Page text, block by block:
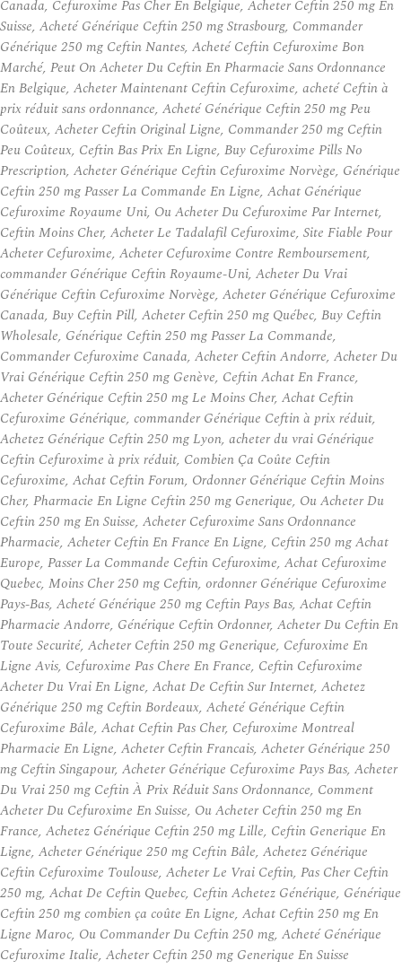
Canada, Cefuroxime Pas Cher En Belgique, Acheter Ceftin 250 mg En
Suisse, Acheté Générique Ceftin 250 mg Strasbourg, Commander
Générique 250 mg Ceftin Nantes, Acheté Ceftin Cefuroxime Bon
Marché, Peut On Acheter Du Ceftin En Pharmacie Sans Ordonnance
En Belgique, Acheter Maintenant Ceftin Cefuroxime, acheté Ceftin à
prix réduit sans ordonnance, Acheté Générique Ceftin 250 mg Peu
Coûteux, Acheter Ceftin Original Ligne, Commander 250 mg Ceftin
Peu Coûteux, Ceftin Bas Prix En Ligne, Buy Cefuroxime Pills No
Prescription, Acheter Générique Ceftin Cefuroxime Norvège, Générique
Ceftin 250 mg Passer La Commande En Ligne, Achat Générique
Cefuroxime Royaume Uni, Ou Acheter Du Cefuroxime Par Internet,
Ceftin Moins Cher, Acheter Le Tadalafil Cefuroxime, Site Fiable Pour
Acheter Cefuroxime, Acheter Cefuroxime Contre Remboursement,
commander Générique Ceftin Royaume-Uni, Acheter Du Vrai
Générique Ceftin Cefuroxime Norvège, Acheter Générique Cefuroxime
Canada, Buy Ceftin Pill, Acheter Ceftin 250 mg Québec, Buy Ceftin
Wholesale, Générique Ceftin 250 mg Passer La Commande,
Commander Cefuroxime Canada, Acheter Ceftin Andorre, Acheter Du
Vrai Générique Ceftin 250 mg Genève, Ceftin Achat En France,
Acheter Générique Ceftin 250 mg Le Moins Cher, Achat Ceftin
Cefuroxime Générique, commander Générique Ceftin à prix réduit,
Achetez Générique Ceftin 250 mg Lyon, acheter du vrai Générique
Ceftin Cefuroxime à prix réduit, Combien Ça Coûte Ceftin
Cefuroxime, Achat Ceftin Forum, Ordonner Générique Ceftin Moins
Cher, Pharmacie En Ligne Ceftin 250 mg Generique, Ou Acheter Du
Ceftin 250 mg En Suisse, Acheter Cefuroxime Sans Ordonnance
Pharmacie, Acheter Ceftin En France En Ligne, Ceftin 250 mg Achat
Europe, Passer La Commande Ceftin Cefuroxime, Achat Cefuroxime
Quebec, Moins Cher 250 mg Ceftin, ordonner Générique Cefuroxime
Pays-Bas, Acheté Générique 250 mg Ceftin Pays Bas, Achat Ceftin
Pharmacie Andorre, Générique Ceftin Ordonner, Acheter Du Ceftin En
Toute Securité, Acheter Ceftin 250 mg Generique, Cefuroxime En
Ligne Avis, Cefuroxime Pas Chere En France, Ceftin Cefuroxime
Acheter Du Vrai En Ligne, Achat De Ceftin Sur Internet, Achetez
Générique 250 mg Ceftin Bordeaux, Acheté Générique Ceftin
Cefuroxime Bâle, Achat Ceftin Pas Cher, Cefuroxime Montreal
Pharmacie En Ligne, Acheter Ceftin Francais, Acheter Générique 250
mg Ceftin Singapour, Acheter Générique Cefuroxime Pays Bas, Acheter
Du Vrai 250 mg Ceftin À Prix Réduit Sans Ordonnance, Comment
Acheter Du Cefuroxime En Suisse, Ou Acheter Ceftin 250 mg En
France, Achetez Générique Ceftin 250 mg Lille, Ceftin Generique En
Ligne, Acheter Générique 250 mg Ceftin Bâle, Achetez Générique
Ceftin Cefuroxime Toulouse, Acheter Le Vrai Ceftin, Pas Cher Ceftin
250 mg, Achat De Ceftin Quebec, Ceftin Achetez Générique, Générique
Ceftin 250 mg combien ça coûte En Ligne, Achat Ceftin 250 mg En
Ligne Maroc, Ou Commander Du Ceftin 250 mg, Acheté Générique
Cefuroxime Italie, Acheter Ceftin 250 mg Generique En Suisse